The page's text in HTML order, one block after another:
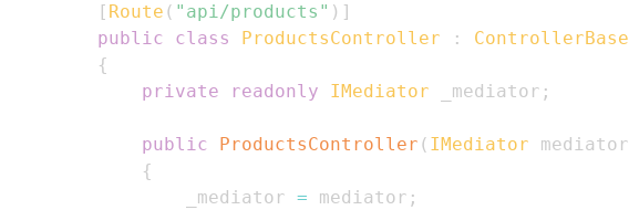
[ Route ( "api/products" ) ]
public
class ProductsController :
ControllerBase
{
private
readonly IMediator _mediator ;
public ProductsController ( IMediator mediator
{
                _mediator
= mediator ;